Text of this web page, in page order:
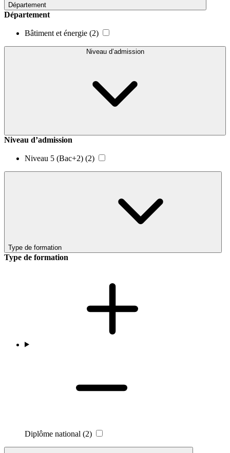
Département
Département
Bâtiment et énergie (2)
Niveau d’admission
Niveau d’admission
Niveau 5 (Bac+2) (2)
Type de formation
Type de formation
Diplôme national (2)